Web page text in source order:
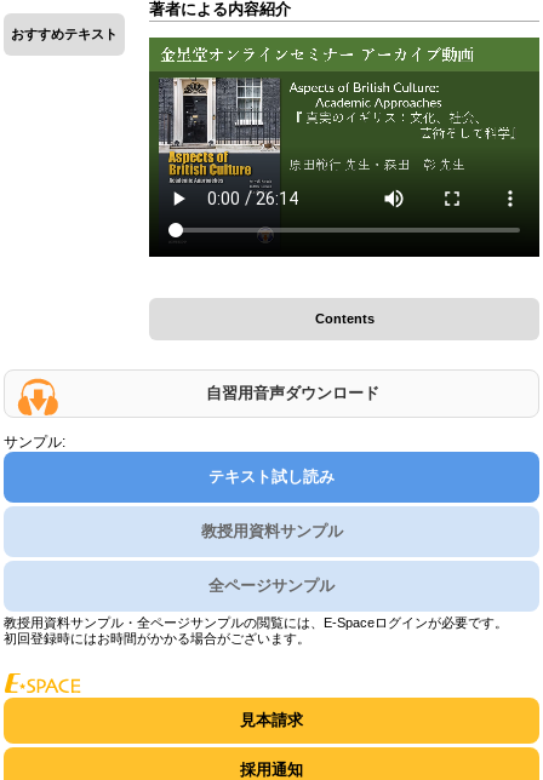
おすすめテキスト
著者による内容紹介
Contents
自習用音声ダウンロード
サンプル:
テキスト試し読み
教授用資料サンプル
全ページサンプル
教授用資料サンプル・全ページサンプルの閲覧には、E-Spaceログインが必要です。
初回登録時にはお時間がかかる場合がございます。
見本請求
採用通知